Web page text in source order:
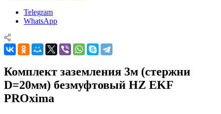
Telegram
WhatsApp
Комплект заземления 3м (стержни
D=20мм) безмуфтовый HZ EKF
PROxima